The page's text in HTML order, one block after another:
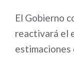
El Gobierno
reactivará el
estimaciones